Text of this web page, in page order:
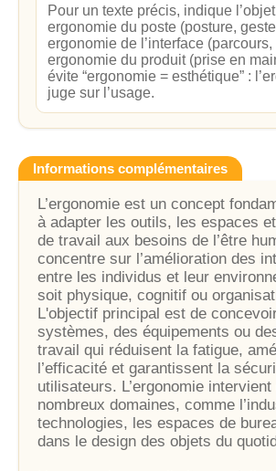
Pour un texte précis, indique
ergonomie du poste (posture,
ergonomie de l’interface
ergonomie du produit (prise en
évite “ergonomie = esthétique” :
juge sur l’usage.
Informations complémentaires
L’ergonomie est un concept
à adapter les outils, les espaces
de travail aux besoins de l’être
concentre sur l’amélioration des
entre les individus et leur
soit physique, cognitif ou
L'objectif principal est de
systèmes, des équipements ou
travail qui réduisent la fatigue,
l’efficacité et garantissent la
utilisateurs. L’ergonomie
nombreux domaines, comme
technologies, les espaces de
dans le design des objets du